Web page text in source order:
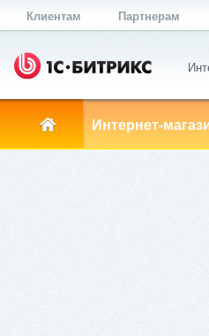
Клиентам Партнерам
Интернет-